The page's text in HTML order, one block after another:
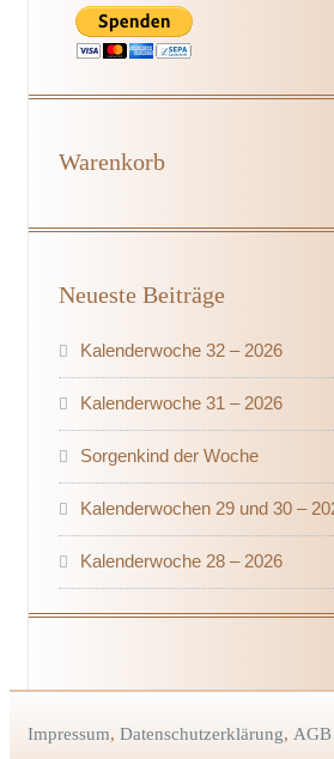
Warenkorb
Neueste Beiträge
Kalenderwoche 32 – 2026
Kalenderwoche 31 – 2026
Sorgenkind der Woche
Kalenderwochen 29 und 30 –
Kalenderwoche 28 – 2026
Impressum, Datenschutzerklärung, AGB